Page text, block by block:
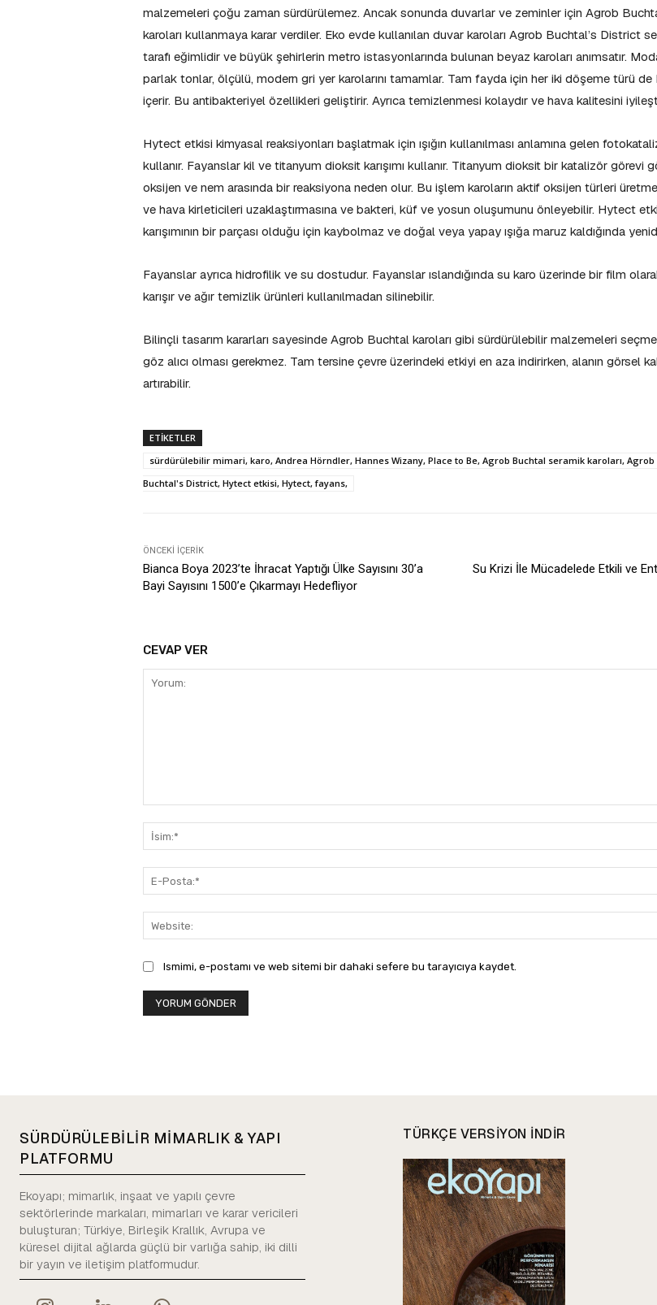
malzemeleri çoğu zaman sürdürülemez. Ancak sonunda duvarlar ve zeminler için Agrob
karoları kullanmaya karar verdiler. Eko evde kullanılan duvar karoları Agrob Buchtal’s District
tarafı eğimlidir ve büyük şehirlerin metro istasyonlarında bulunan beyaz karoları anımsatır.
parlak tonlar, ölçülü, modern gri yer karolarını tamamlar. Tam fayda için her iki döşeme türü
içerir. Bu antibakteriyel özellikleri geliştirir. Ayrıca temizlenmesi kolaydır ve hava kalitesini
Hytect etkisi kimyasal reaksiyonları başlatmak için ışığın kullanılması anlamına gelen
kullanır. Fayanslar kil ve titanyum dioksit karışımı kullanır. Titanyum dioksit bir katalizör görevi
oksijen ve nem arasında bir reaksiyona neden olur. Bu işlem karoların aktif oksijen türleri
ve hava kirleticileri uzaklaştırmasına ve bakteri, küf ve yosun oluşumunu önleyebilir. Hytect
karışımının bir parçası olduğu için kaybolmaz ve doğal veya yapay ışığa maruz kaldığında
Fayanslar ayrıca hidrofilik ve su dostudur. Fayanslar ıslandığında su karo üzerinde bir film
karışır ve ağır temizlik ürünleri kullanılmadan silinebilir.
Bilinçli tasarım kararları sayesinde Agrob Buchtal karoları gibi sürdürülebilir malzemeleri
göz alıcı olması gerekmez. Tam tersine çevre üzerindeki etkiyi en aza indirirken, alanın görsel
artırabilir.
ETIKETLER
sürdürülebilir mimari, karo, Andrea Hörndler, Hannes Wizany, Place to Be, Agrob Buchtal seramik karoları, Agrob
Buchtal's District, Hytect etkisi, Hytect, fayans,
ÖNCEKI İÇERIK
Bianca Boya 2023’te İhracat Yaptığı Ülke Sayısını 30’a
Bayi Sayısını 1500’e Çıkarmayı Hedefliyor
Su Krizi İle Mücadelede Etkili ve
CEVAP VER
Ismimi, e-postamı ve web sitemi bir dahaki sefere bu tarayıcıya kaydet.
SÜRDÜRÜLEBİLİR MİMARLIK & YAPI
PLATFORMU
Ekoyapı; mimarlık, inşaat ve yapılı çevre
sektörlerinde markaları, mimarları ve karar vericileri
buluşturan; Türkiye, Birleşik Krallık, Avrupa ve
küresel dijital ağlarda güçlü bir varlığa sahip, iki dilli
bir yayın ve iletişim platformudur.
TÜRKÇE VERSIYON INDIR